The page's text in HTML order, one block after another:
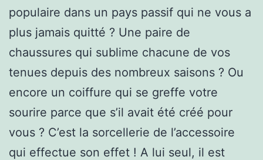
populaire dans un pays passif qui ne vous a
plus jamais quitté ? Une paire de
chaussures qui sublime chacune de vos
tenues depuis des nombreux saisons ? Ou
encore un coiffure qui se greffe votre
sourire parce que s’il avait été créé pour
vous ? C’est la sorcellerie de l’accessoire
qui effectue son effet ! A lui seul, il est